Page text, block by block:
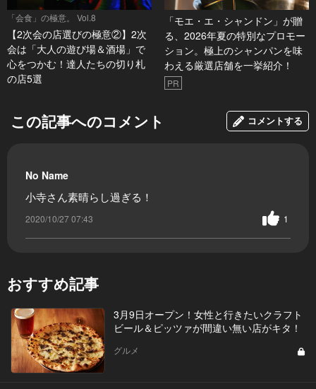
「会食」の極意。 Vol.8
【2次会の店選びの極意②】2次
会は「大人の遊び場＆酒場」で
心をつかむ！達人たちの切り札
の店5選
「モエ・エ・シャンドン」が贈
る、2026年夏の特別なプロモー
ション。極上のシャンパンを味
わえる厳選店舗を一挙紹介！
PR
この記事へのコメント コメントする
No Name
小寺さん素晴らし過ぎる！
2020/10/27 07:43 1
おすすめ記事
3月9日オープン！女性と行きたいクラフト
ビール＆ピッツァが間違い無い店がキタ！
グルメ